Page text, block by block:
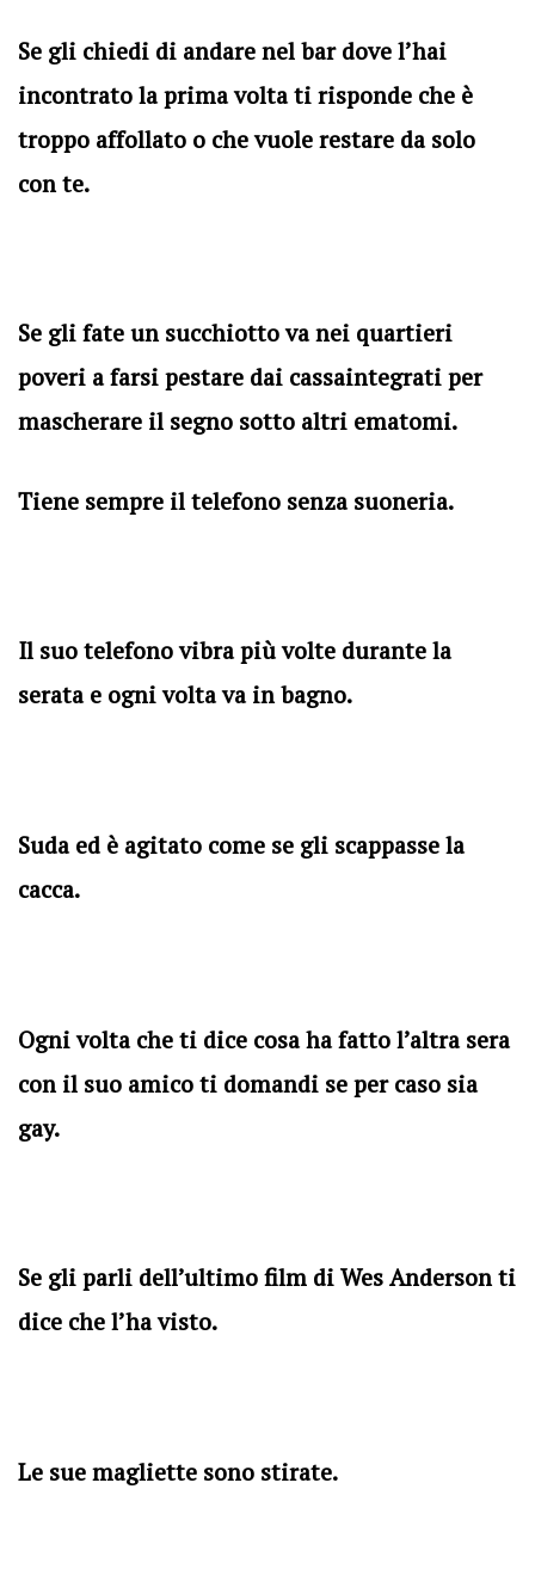
Se gli chiedi di andare nel bar dove l’hai
incontrato la prima volta ti risponde che è
troppo affollato o che vuole restare da solo
con te.
Se gli fate un succhiotto va nei quartieri
poveri a farsi pestare dai cassaintegrati per
mascherare il segno sotto altri ematomi.
Tiene sempre il telefono senza suoneria.
Il suo telefono vibra più volte durante la
serata e ogni volta va in bagno.
Suda ed è agitato come se gli scappasse la
cacca.
Ogni volta che ti dice cosa ha fatto l’altra sera
con il suo amico ti domandi se per caso sia
gay.
Se gli parli dell’ultimo film di Wes Anderson ti
dice che l’ha visto.
Le sue magliette sono stirate.